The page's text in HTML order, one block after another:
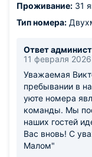
Проживание: 31
Тип номера:
Ответ
11 февраля 2026
Уважаемая
пребывании в
уюте номера
команды. Мы
наших гостей
Вас вновь! С
Малом"